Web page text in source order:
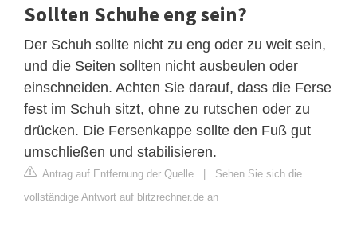
Sollten Schuhe eng sein?
Der Schuh sollte nicht zu eng oder zu weit sein,
und die Seiten sollten nicht ausbeulen oder
einschneiden. Achten Sie darauf, dass die Ferse
fest im Schuh sitzt, ohne zu rutschen oder zu
drücken. Die Fersenkappe sollte den Fuß gut
umschließen und stabilisieren.
Antrag auf Entfernung der Quelle | Sehen Sie sich die
vollständige Antwort auf blitzrechner.de an